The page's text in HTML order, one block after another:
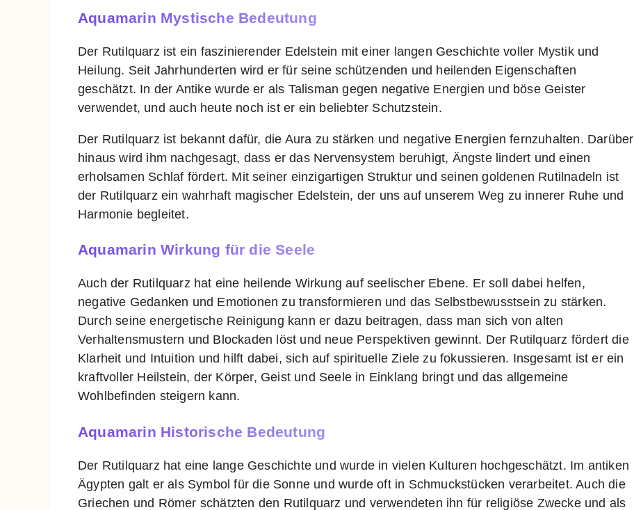
Aquamarin Mystische Bedeutung
Der Rutilquarz ist ein faszinierender Edelstein mit einer langen Geschichte voller Mystik und
Heilung. Seit Jahrhunderten wird er für seine schützenden und heilenden Eigenschaften
geschätzt. In der Antike wurde er als Talisman gegen negative Energien und böse Geister
verwendet, und auch heute noch ist er ein beliebter Schutzstein.
Der Rutilquarz ist bekannt dafür, die Aura zu stärken und negative Energien fernzuhalten. Darüber
hinaus wird ihm nachgesagt, dass er das Nervensystem beruhigt, Ängste lindert und einen
erholsamen Schlaf fördert. Mit seiner einzigartigen Struktur und seinen goldenen Rutilnadeln ist
der Rutilquarz ein wahrhaft magischer Edelstein, der uns auf unserem Weg zu innerer Ruhe und
Harmonie begleitet.
Aquamarin Wirkung für die Seele
Auch der Rutilquarz hat eine heilende Wirkung auf seelischer Ebene. Er soll dabei helfen,
negative Gedanken und Emotionen zu transformieren und das Selbstbewusstsein zu stärken.
Durch seine energetische Reinigung kann er dazu beitragen, dass man sich von alten
Verhaltensmustern und Blockaden löst und neue Perspektiven gewinnt. Der Rutilquarz fördert die
Klarheit und Intuition und hilft dabei, sich auf spirituelle Ziele zu fokussieren. Insgesamt ist er ein
kraftvoller Heilstein, der Körper, Geist und Seele in Einklang bringt und das allgemeine
Wohlbefinden steigern kann.
Aquamarin Historische Bedeutung
Der Rutilquarz hat eine lange Geschichte und wurde in vielen Kulturen hochgeschätzt. Im antiken
Ägypten galt er als Symbol für die Sonne und wurde oft in Schmuckstücken verarbeitet. Auch die
Griechen und Römer schätzten den Rutilquarz und verwendeten ihn für religiöse Zwecke und als